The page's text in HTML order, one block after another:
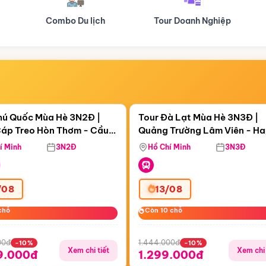
Tour Doanh Nghiệp Du lịch Hành Hương
12:21:13
Treo Hòn Thơm
Quốc Mùa Hè 3N2Đ |
Treo Hòn Thơm - Cầu
Viên Nước Aquatopia
Minh 3N2Đ
-10%
Xem chi tiết
Còn05 ngày 12:21:13
Tour Đà Lạt Mùa Hè 3N3Đ |
Quảng Trường Lâm Viên -
Hill - Puppy Farm
Hồ Chí Minh 3N3Đ
13/08
Còn 10 chỗ
Còn 10 chỗ
1.444.000đ -10%
1.299.000đ Xem